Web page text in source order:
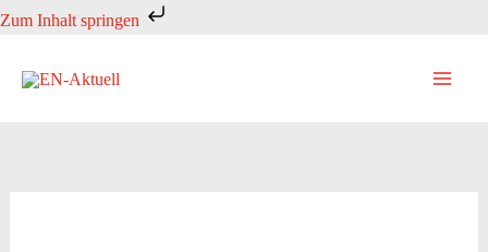
Zum Inhalt springen
Zum
springen